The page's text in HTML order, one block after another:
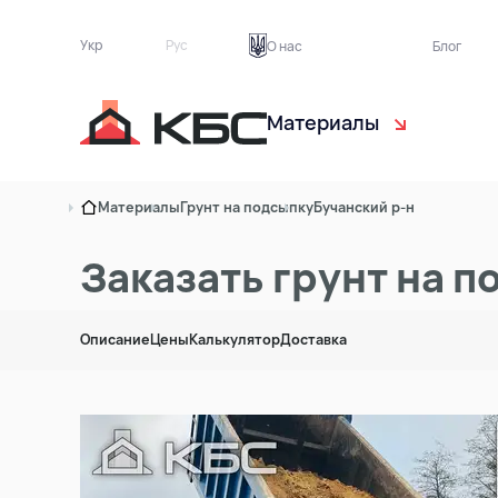
Укр Рус О нас Блог
Материалы
Песок
Асфальтная крошка
Кирпичный бой
МатериалыГрунт на подсыпкуБучанский р-н
Заказать грунт на
ОписаниеЦеныКалькуляторДоставка